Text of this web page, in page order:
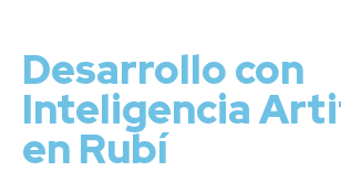
Desarrollo con
Inteligencia
en Rubí